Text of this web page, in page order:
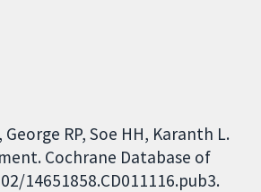
RP, Soe HH, Karanth L.
Cochrane Database of
14651858.CD011116.pub3.